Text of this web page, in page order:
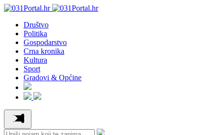
Društvo
Politika
Gospodarstvo
Crna kronika
Kultura
Sport
Gradovi & Općine